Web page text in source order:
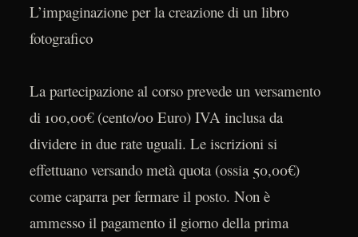
L’impaginazione per la creazione di un libro
fotografico
La partecipazione al corso prevede un versamento
di 100,00€ (cento/00 Euro) IVA inclusa da
dividere in due rate uguali. Le iscrizioni si
effettuano versando metà quota (ossia 50,00€)
come caparra per fermare il posto. Non è
ammesso il pagamento il giorno della prima